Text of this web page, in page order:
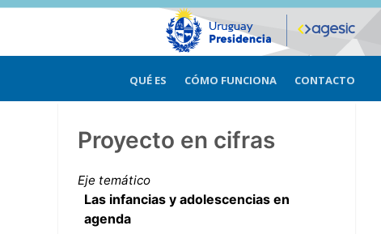
QUÉ ES CÓMO FUNCIONA CONTACTO
Proyecto en cifras
Eje temático
Las infancias y adolescencias en
agenda